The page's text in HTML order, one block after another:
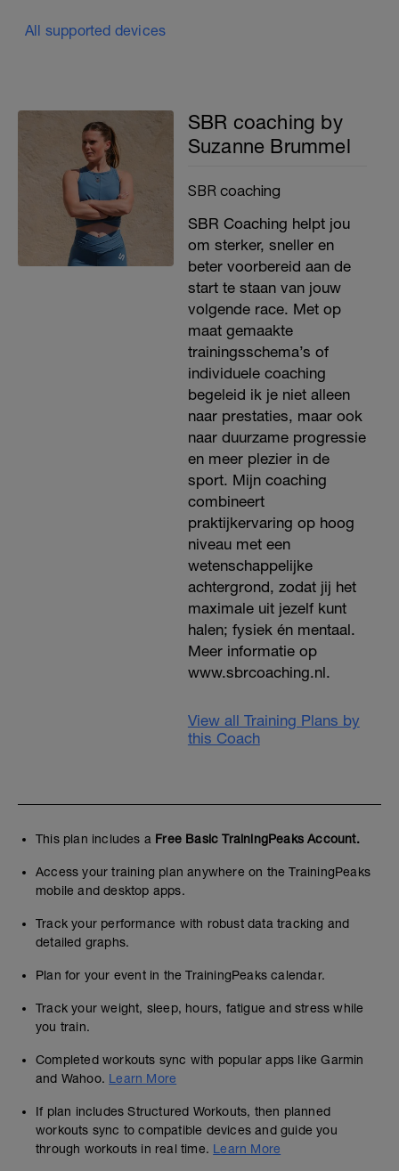
All supported devices
SBR coaching by
Suzanne Brummel
SBR coaching
SBR Coaching helpt jou
om sterker, sneller en
beter voorbereid aan de
start te staan van jouw
volgende race. Met op
maat gemaakte
trainingsschema’s of
individuele coaching
begeleid ik je niet alleen
naar prestaties, maar ook
naar duurzame progressie
en meer plezier in de
sport. Mijn coaching
combineert
praktijkervaring op hoog
niveau met een
wetenschappelijke
achtergrond, zodat jij het
maximale uit jezelf kunt
halen; fysiek én mentaal.
Meer informatie op
www.sbrcoaching.nl.
View all Training Plans by
this Coach
This plan includes a Free Basic TrainingPeaks Account.
Access your training plan anywhere on the TrainingPeaks
mobile and desktop apps.
Track your performance with robust data tracking and
detailed graphs.
Plan for your event in the TrainingPeaks calendar.
Track your weight, sleep, hours, fatigue and stress while
you train.
Completed workouts sync with popular apps like Garmin
and Wahoo. Learn More
If plan includes Structured Workouts, then planned
workouts sync to compatible devices and guide you
through workouts in real time. Learn More